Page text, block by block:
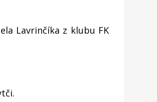
Lavrinčíka z klubu FK